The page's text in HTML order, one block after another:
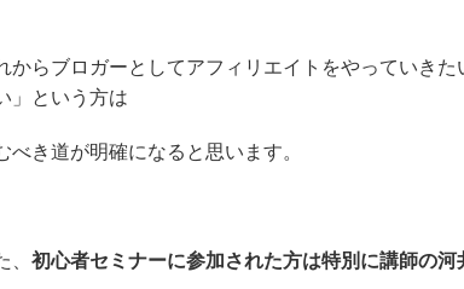
からブロガーとしてアフィリエイトをやっていき
」という方は
べき道が明確になると思います。
、 初心者セミナーに参加された方は特別に講師の河